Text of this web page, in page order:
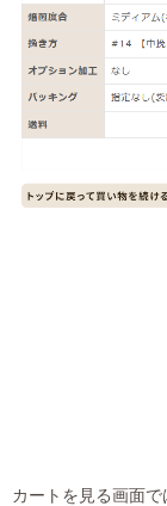
カートを見る画面で